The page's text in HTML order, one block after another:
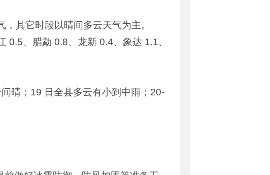
其它时段以晴间多云天气为主。
0.5、腊勐 0.8、龙新 0.4、象达 1.1、
晴；19 日全县多云有小到中雨；20-